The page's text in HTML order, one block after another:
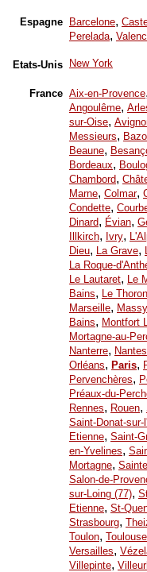
Espagne Barcelone,
Perelada,
Etats-Unis New York
France Aix-en-Provence
Angoulême,
sur-Oise,
Messieurs,
Beaune,
Bordeaux,
Chambord,
Marne, Colmar,
Condette,
Dinard, Évian,
Illkirch, Ivry,
Dieu, La Grave,
La Roque-
Le Lautaret, Le
Bains, Le
Marseille, Massy
Bains, Montfort
Mortagne-au-
Nanterre, Nantes
Orléans, Paris,
Pervenchères,
Préaux-du-
Rennes, Rouen,
Saint-Donat-sur-
Etienne, Saint-
en-Yvelines,
Mortagne,
Salon-de-
sur-Loing (77),
Etienne, St-
Strasbourg,
Toulon, Toulouse
Versailles,
Villepinte,